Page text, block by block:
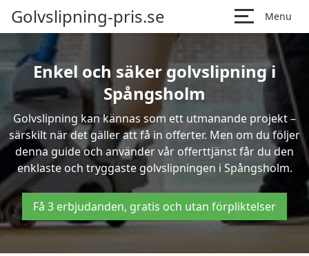
Golvslipning-pris.se Menu
Enkel och säker golvslipning i
Spångsholm
Golvslipning kan kännas som ett utmanande projekt –
särskilt när det gäller att få in offerter. Men om du följer
denna guide och använder vår offerttjänst får du den
enklaste och tryggaste golvslipningen i Spångsholm.
Få 3 erbjudanden, gratis och utan förpliktelser